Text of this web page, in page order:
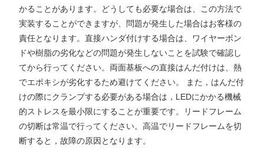
かることがあります。どうしても必要な場合は、この方法で
実装することができますが、問題が発生した場合はお客様の
責任となります。直接ハンダ付けする場合は、ワイヤーボン
ドや樹脂の劣化などの問題が発生しないことを試験で確認し
てから行ってください。両面基板への直接はんだ付けは、熱
でエポキシが劣化するため避けてください。 また，はんだ付
けの際にクランプする必要がある場合は，LEDにかかる機械
的ストレスを最小限にすることが重要です。リードフレーム
の切断は常温で行ってください。高温でリードフレームを切
断すると，故障の原因となります。